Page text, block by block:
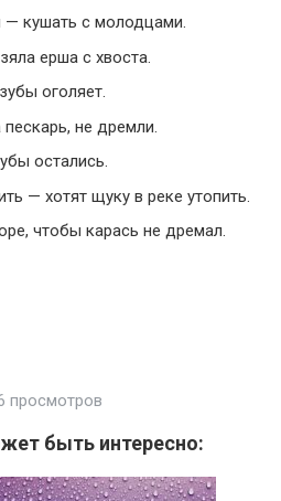
— кушать с молодцами.
ерша с хвоста.
оголяет.
не дремли.
остались.
— хотят щуку в реке утопить.
чтобы карась не дремал.
просмотров
быть интересно: